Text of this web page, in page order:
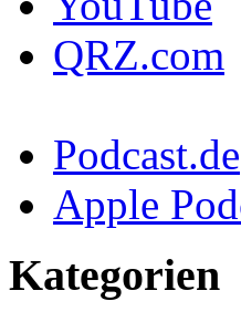
QRZ.com
Podcast.de
Apple
Kategorien